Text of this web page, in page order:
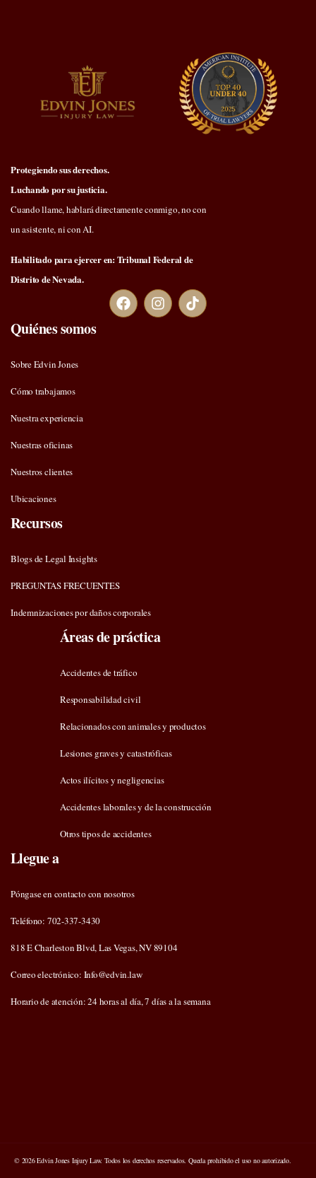
Protegiendo sus derechos.
Luchando por su justicia.
Cuando llame, hablará directamente conmigo, no con
un asistente, ni con AI.
Habilitado para ejercer en: Tribunal Federal de
Distrito de Nevada.
Quiénes somos
Sobre Edvin Jones
Cómo trabajamos
Nuestra experiencia
Nuestras oficinas
Nuestros clientes
Ubicaciones
Recursos
Blogs de Legal Insights
PREGUNTAS FRECUENTES
Indemnizaciones por daños corporales
Áreas de práctica
Accidentes de tráfico
Responsabilidad civil
Relacionados con animales y productos
Lesiones graves y catastróficas
Actos ilícitos y negligencias
Accidentes laborales y de la construcción
Otros tipos de accidentes
Llegue a
Póngase en contacto con nosotros
Teléfono: 702-337-3430
818 E Charleston Blvd, Las Vegas, NV 89104
Correo electrónico: Info@edvin.law
Horario de atención: 24 horas al día, 7 días a la semana
© 2026 Edvin Jones Injury Law. Todos los derechos reservados. Queda prohibido el uso no autorizado.